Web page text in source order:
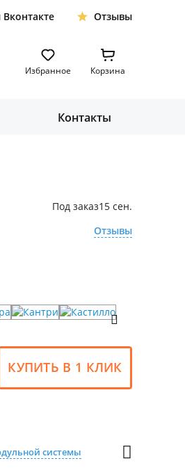
Отзывы
Избранное Корзина
Контакты
Под заказ15 сен.
Отзывы
КУПИТЬ В 1 КЛИК
системы